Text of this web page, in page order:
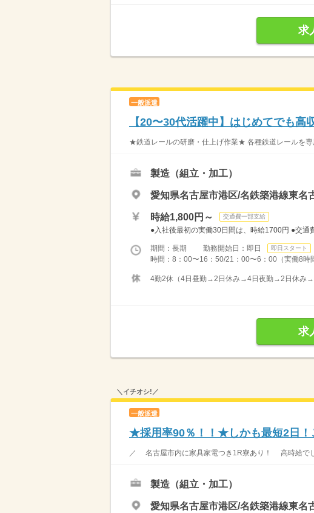
求
一般派遣
【20〜30代活躍中】はじめてでも高
★鉄道レールの研磨・仕上げ作業★ 各種鉄道レールを
製造（組立・加工）
愛知県名古屋市港区/名鉄築港線東名
時給1,800円～ 交通費一部支給
●入社後最初の実働30日間は、時給1700円 ●
期間：長期 勤務開始日：即日 即日スタート
時間：8：00〜16：50/21：00〜6：00（実働8時
4勤2休（4日昼勤→2日休み→4日夜勤→2日休み
求
＼イチオシ!／
一般派遣
★採用率90％！！★しかも最短2日！
／ 名古屋市内に家具家電つき1R寮あり！ 高時給でし
製造（組立・加工）
愛知県名古屋市港区/名鉄築港線東名